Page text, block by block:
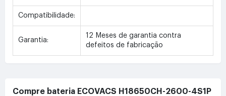
Compatibilidade:
Garantia:
12 Meses de garantia contra
defeitos de fabricação
Compre bateria ECOVACS H18650CH-2600-4S1P